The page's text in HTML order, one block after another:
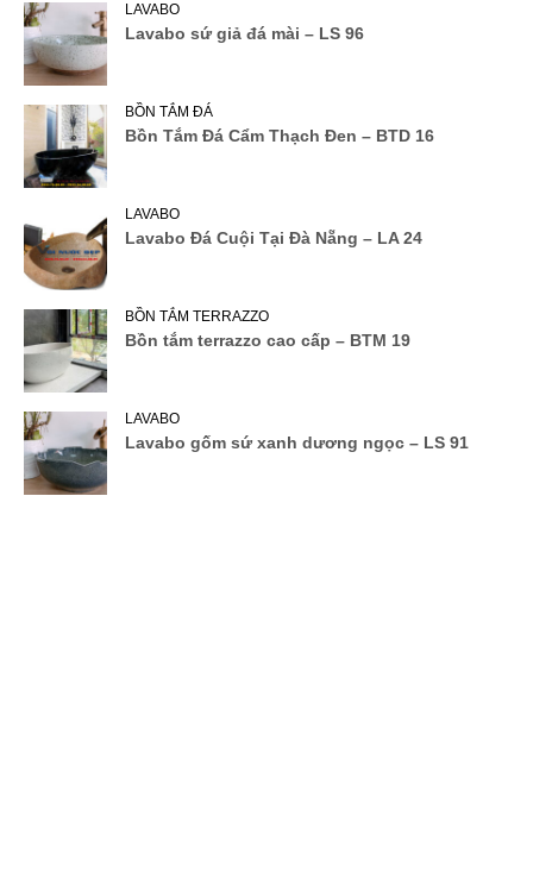
LAVABO
Lavabo sứ giả đá mài – LS 96
BỒN TẮM ĐÁ
Bồn Tắm Đá Cẩm Thạch Đen – BTD 16
LAVABO
Lavabo Đá Cuội Tại Đà Nẵng – LA 24
BỒN TẮM TERRAZZO
Bồn tắm terrazzo cao cấp – BTM 19
LAVABO
Lavabo gốm sứ xanh dương ngọc – LS 91